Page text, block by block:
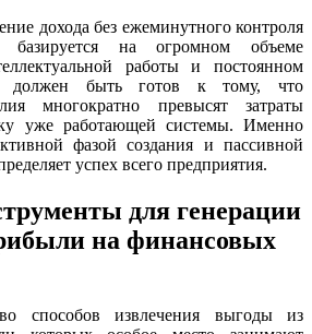
дохода без ежеминутного контроля
на огромном объеме
работы и постоянном
должен быть готов к тому, что
многократно превысят затраты
уже работающей системы. Именно
фазой создания и пассивной
успех всего предприятия.
для генерации
на финансовых
способов извлечения выгоды из